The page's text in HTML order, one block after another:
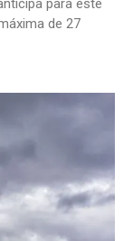
para este
de 27